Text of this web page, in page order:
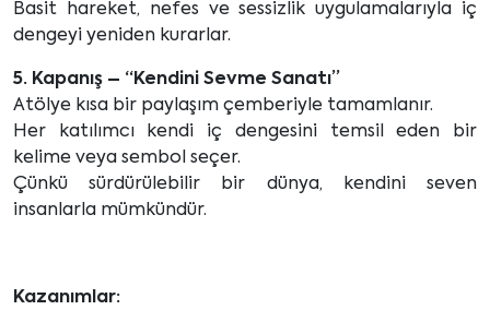
Basit hareket, nefes ve sessizlik uygulamalarıyla iç
dengeyi yeniden kurarlar.
5. Kapanış – “Kendini Sevme Sanatı”
Atölye kısa bir paylaşım çemberiyle tamamlanır.
Her katılımcı kendi iç dengesini temsil eden bir
kelime veya sembol seçer.
Çünkü sürdürülebilir bir dünya, kendini seven
insanlarla mümkündür.
Kazanımlar: